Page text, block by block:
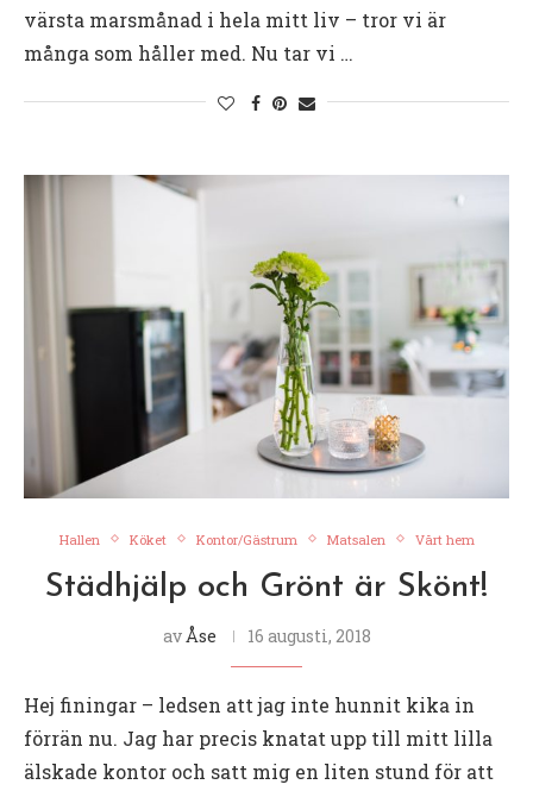
värsta marsmånad i hela mitt liv – tror vi är
många som håller med. Nu tar vi …
Hallen Köket Kontor/Gästrum Matsalen Vårt hem
Städhjälp och Grönt är Skönt!
av Åse 16 augusti, 2018
Hej finingar – ledsen att jag inte hunnit kika in
förrän nu. Jag har precis knatat upp till mitt lilla
älskade kontor och satt mig en liten stund för att